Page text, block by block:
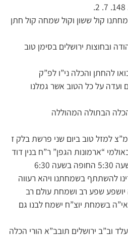
קול ששון וקול שמחה קול חתן
ובחוצות ירושלים בסימן טוב
להחתן והכלה ני”ו לפ”ק
ועדה על כל הטוב אשר גמלנו
הבתולה המהוללה
למזל טוב ביום שני פרשת בלק ז
“ארמונות הגפן” ר”ח בנין דוד
להשתתף בשמחתנו ויהא רעווה
שפע רב ושמחת עולם רב
בשמחת יוצ”ח ישמח לבנו גם
וב”ב ירושלים תובב”א הורי הכלה